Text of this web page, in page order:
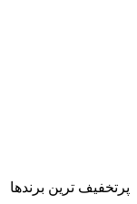
پرتخفیف ترین برندها